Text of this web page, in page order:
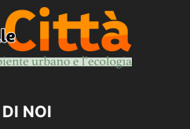
NOI